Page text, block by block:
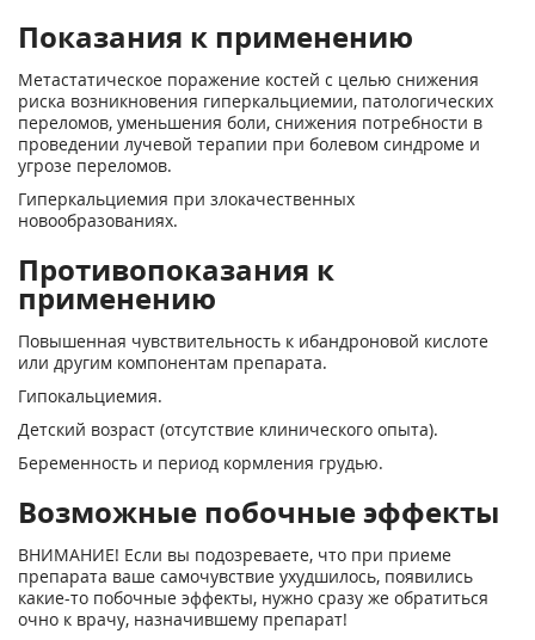
Показания к применению
Метастатическое поражение костей с целью снижения
риска возникновения гиперкальциемии, патологических
переломов, уменьшения боли, снижения потребности в
проведе­нии лучевой терапии при болевом синдроме и
угрозе переломов.
Гиперкальциемия при злокачественных
новообразованиях.
Противопоказания к
применению
Повышенная чувствительность к ибандроновой кислоте
или другим компонентам препа­рата.
Гипокальциемия.
Детский возраст (отсутствие клинического опыта).
Беременность и период кормления грудью.
Возможные побочные эффекты
ВНИМАНИЕ! Если вы подозреваете, что при приеме
препарата ваше самочувствие ухудшилось, появились
какие-то побочные эффекты, нужно сразу же обратиться
очно к врачу, назначившему препарат!